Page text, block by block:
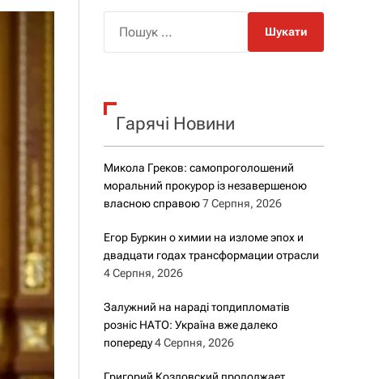
о
у
к
Гарячі Новини
Микола Греков: самопроголошений
моральний прокурор із незавершеною
власною справою 7 Серпня, 2026
Егор Буркин о химии на изломе эпох и
двадцати годах трансформации отрасли
4 Серпня, 2026
Залужний на нараді топдипломатів
розніс НАТО: Україна вже далеко
попереду 4 Серпня, 2026